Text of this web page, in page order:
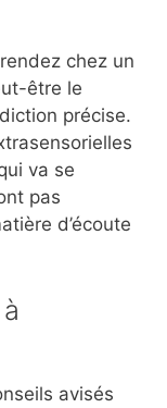
chez un
être le
précise.
va se
pas
d’écoute
avisés